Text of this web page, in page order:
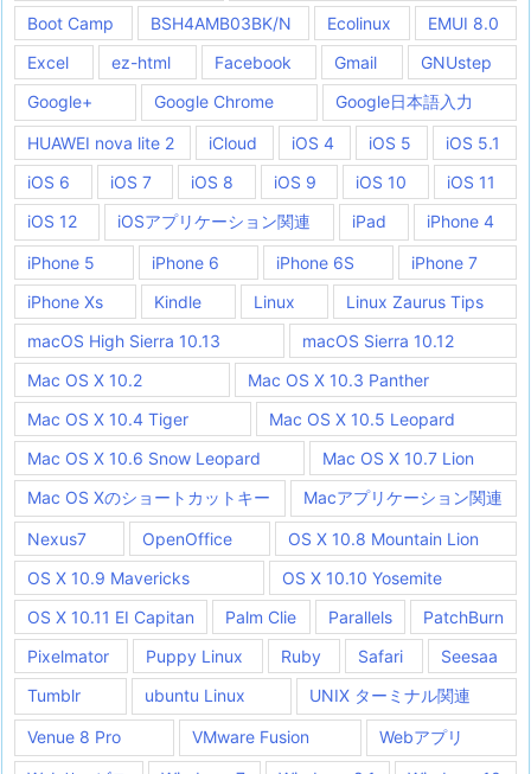
Boot Camp BSH4AMB03BK/N Ecolinux
EMUI 8.0
Excel
ez-html Facebook Gmail
GNUstep
Google+
Google Chrome Google日本語入力
HUAWEI nova lite 2 iCloud iOS 4 iOS 5
iOS 5.1
iOS 6
iOS 7 iOS 8 iOS 9 iOS 10
iOS 11
iOS 12
iOSアプリケーション関連 iPad iPhone 4
iPhone 5 iPhone 6 iPhone 6S
iPhone 7
iPhone Xs
Kindle Linux
Linux Zaurus Tips
macOS High Sierra 10.13
macOS Sierra 10.12
Mac OS X 10.2
Mac OS X 10.3 Panther
Mac OS X 10.4 Tiger
Mac OS X 10.5 Leopard
Mac OS X 10.6 Snow Leopard
Mac OS X 10.7 Lion
Mac OS Xのショートカットキー
Macアプリケーション関連
Nexus7 OpenOffice
OS X 10.8 Mountain Lion
OS X 10.9 Mavericks
OS X 10.10 Yosemite
OS X 10.11 EI Capitan
Palm Clie Parallels
PatchBurn
Pixelmator
Puppy Linux Ruby Safari
Seesaa
Tumblr
ubuntu Linux UNIX ターミナル関連
Venue 8 Pro VMware Fusion Webアプリ